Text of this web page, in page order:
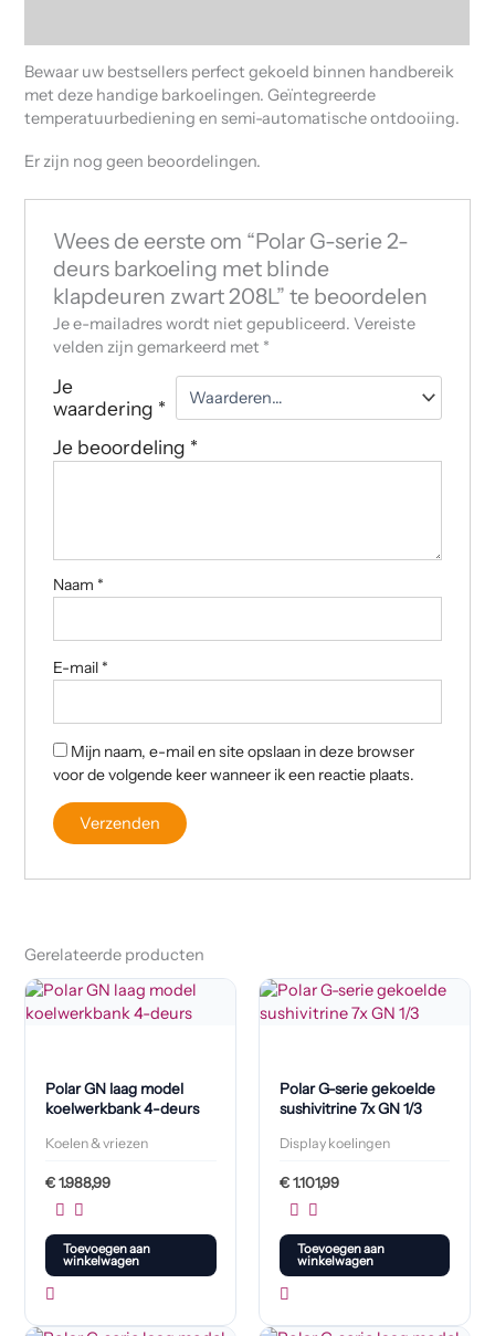
Bewaar uw bestsellers perfect gekoeld binnen handbereik
met deze handige barkoelingen. Geïntegreerde
temperatuurbediening en semi-automatische ontdooiing.
Er zijn nog geen beoordelingen.
Wees de eerste om “Polar G-serie 2-
deurs barkoeling met blinde
klapdeuren zwart 208L” te beoordelen
Je e-mailadres wordt niet gepubliceerd. Vereiste
velden zijn gemarkeerd met *
Je
waardering *
Je beoordeling *
Naam *
E-mail *
Mijn naam, e-mail en site opslaan in deze browser
voor de volgende keer wanneer ik een reactie plaats.
Gerelateerde producten
Polar GN laag model
koelwerkbank 4-deurs
Koelen & vriezen
€1.988,99
Toevoegen aan
winkelwagen
Polar G-serie gekoelde
sushivitrine 7x GN 1/3
Display koelingen
€1.101,99
Toevoegen aan
winkelwagen